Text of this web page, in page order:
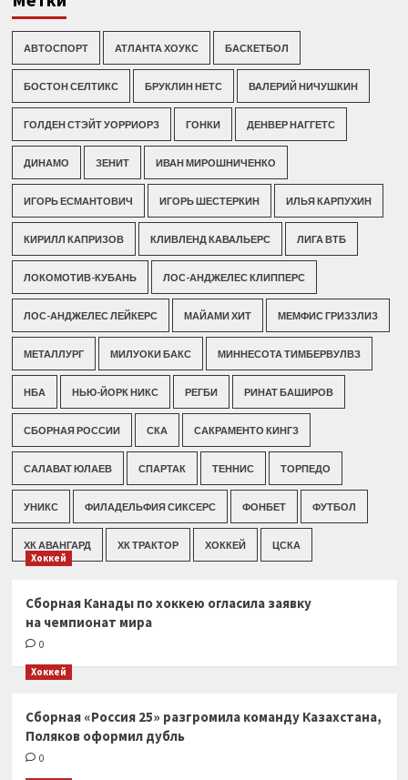
АВТОСПОРТ АТЛАНТА ХОУКС БАСКЕТБОЛ
БОСТОН СЕЛТИКС БРУКЛИН НЕТС ВАЛЕРИЙ НИЧУШКИН
ГОЛДЕН СТЭЙТ УОРРИОРЗ ГОНКИ ДЕНВЕР НАГГЕТС
ДИНАМО ЗЕНИТ ИВАН МИРОШНИЧЕНКО
ИГОРЬ ЕСМАНТОВИЧ ИГОРЬ ШЕСТЕРКИН ИЛЬЯ КАРПУХИН
КИРИЛЛ КАПРИЗОВ КЛИВЛЕНД КАВАЛЬЕРС ЛИГА ВТБ
ЛОКОМОТИВ-КУБАНЬ ЛОС-АНДЖЕЛЕС КЛИППЕРС
ЛОС-АНДЖЕЛЕС ЛЕЙКЕРС МАЙАМИ ХИТ МЕМФИС ГРИЗЗЛИЗ
МЕТАЛЛУРГ МИЛУОКИ БАКС МИННЕСОТА ТИМБЕРВУЛВЗ
НБА НЬЮ-ЙОРК НИКС РЕГБИ РИНАТ БАШИРОВ
СБОРНАЯ РОССИИ СКА САКРАМЕНТО КИНГЗ
САЛАВАТ ЮЛАЕВ СПАРТАК ТЕННИС ТОРПЕДО
УНИКС ФИЛАДЕЛЬФИЯ СИКСЕРС ФОНБЕТ ФУТБОЛ
ХК АВАНГАРД ХК ТРАКТОР ХОККЕЙ ЦСКА
Хоккей
Сборная Канады по хоккею огласила заявку
на чемпионат мира
0
Хоккей
Сборная «Россия 25» разгромила команду Казахстана,
Поляков оформил дубль
0